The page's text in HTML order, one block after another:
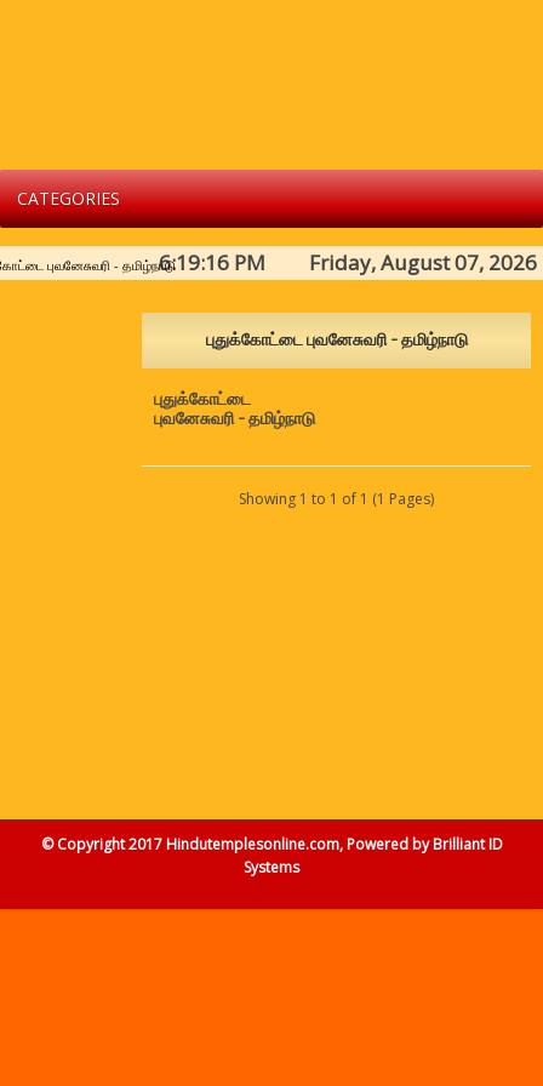
CATEGORIES
6:19:16 PM Friday, August 07, 2026
புவனேசுவரி - தமிழ்நாடு
புதுக்கோட்டை புவனேசுவரி - தமிழ்நாடு
புதுக்கோட்டை
புவனேசுவரி - தமிழ்நாடு
Showing 1 to 1 of 1 (1 Pages)
© Copyright 2017 Hindutemplesonline.com, Powered byBrilliant ID
Systems